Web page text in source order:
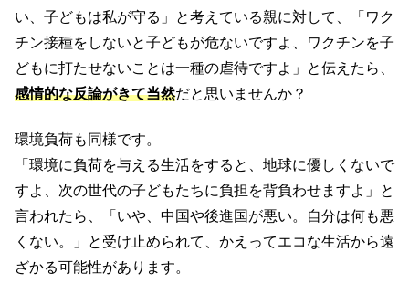
い、子どもは私が守る」と考えている親に対して、「ワク
チン接種をしないと子どもが危ないですよ、ワクチンを子
どもに打たせないことは一種の虐待ですよ」と伝えたら、
感情的な反論がきて当然だと思いませんか？
環境負荷も同様です。
「環境に負荷を与える生活をすると、地球に優しくないで
すよ、次の世代の子どもたちに負担を背負わせますよ」と
言われたら、「いや、中国や後進国が悪い。自分は何も悪
くない。」と受け止められて、かえってエコな生活から遠
ざかる可能性があります。